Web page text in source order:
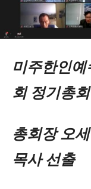
미주한인
회 정기총
총회장 오
목사 선출